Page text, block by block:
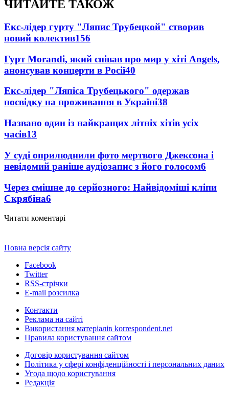
ЧИТАЙТЕ ТАКОЖ
Екс-лідер гурту "Ляпис Трубецкой" створив
новий колектив156
Гурт Morandi, який співав про мир у хіті Angels,
анонсував концерти в Росії40
Екс-лідер "Ляпіса Трубецького" одержав
посвідку на проживання в Україні38
Названо один із найкращих літніх хітів усіх
часів13
У суді оприлюднили фото мертвого Джексона і
невідомий раніше аудіозапис з його голосом6
Через смішне до серйозного: Найвідоміші кліпи
Скрябіна6
Читати коментарі
Повна версія сайту
Facebook
Twitter
RSS-стрічки
E-mail розсилка
Контакти
Реклама на сайті
Використання матеріалів korrespondent.net
Правила користування сайтом
Договір користування сайтом
Політика у сфері конфіденційності і персональних даних
Угода щодо користування
Редакція